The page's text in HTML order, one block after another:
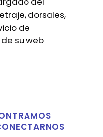
dorsales,
de
su web